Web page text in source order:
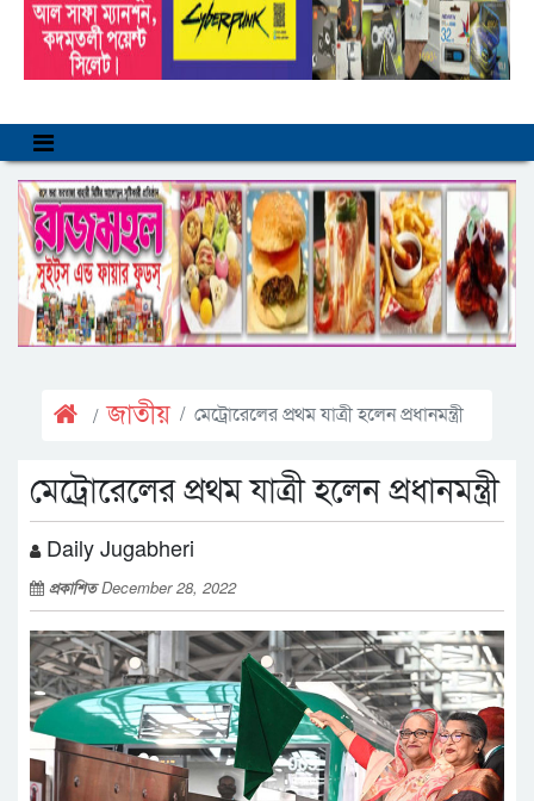
জাতীয় মেট্রোরেলের প্রথম যাত্রী হলেন প্রধানমন্ত্রী
মেট্রোরেলের প্রথম যাত্রী হলেন প্রধানমন্ত্রী
Daily Jugabheri
প্রকাশিতDecember 28, 2022